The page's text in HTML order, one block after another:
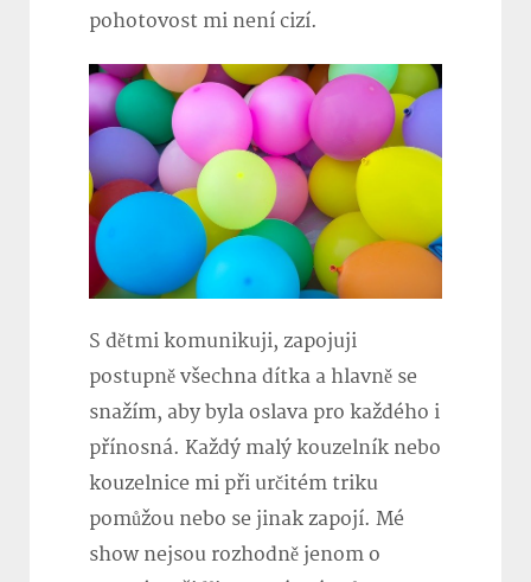
pohotovost mi není cizí.
S dětmi komunikuji, zapojuji
postupně všechna dítka a hlavně se
snažím, aby byla oslava pro každého i
přínosná. Každý malý kouzelník nebo
kouzelnice mi při určitém triku
pomůžou nebo se jinak zapojí. Mé
show nejsou rozhodně jenom o